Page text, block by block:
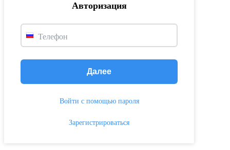
Авторизация
Телефон
Далее
Войти с помощью пароля
Зарегистрироваться